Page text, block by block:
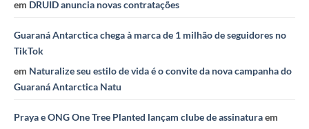
em DRUID anuncia novas contratações
Guaraná Antarctica chega à marca de 1 milhão de seguidores no
TikTok
em Naturalize seu estilo de vida é o convite da nova campanha do
Guaraná Antarctica Natu
Praya e ONG One Tree Planted lançam clube de assinaturaem